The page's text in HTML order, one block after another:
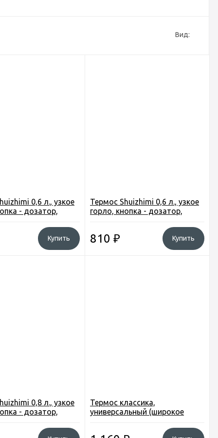
Вид:
0,6 л., узкое
- дозатор,
Купить
Термос Shuizhimi 0,6 л., узкое
горло, кнопка - дозатор,
810 ₽ Купить
0,8 л., узкое
- дозатор,
Термос классика,
универсальный (широкое